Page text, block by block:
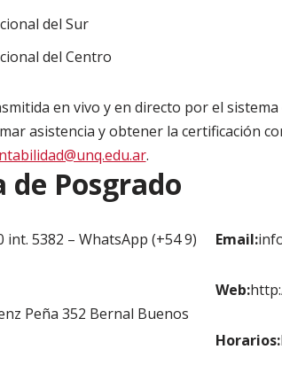
del Sur
del Centro
en vivo y en directo por el
asistencia y obtener la certificación
.
de Posgrado
int. 5382 – WhatsApp (+54 9)
Peña 352 Bernal Buenos
Email:
Web:
Horarios: